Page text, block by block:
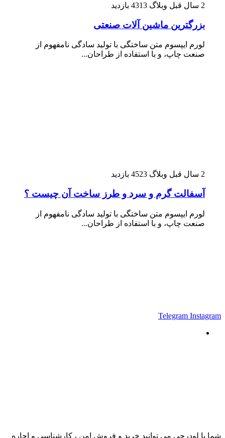
2 سال قبل وبلاگ 4313 بازدید
بزرگترین ماشین آلات صنعتی
لورم ایپسوم متن ساختگی با تولید سادگی نامفهوم از
صنعت چاپ، و با استفاده از طراحان...
2 سال قبل وبلاگ 4523 بازدید
آسفالت گرم و سرد و طرز ساخت آن چیست ؟
لورم ایپسوم متن ساختگی با تولید سادگی نامفهوم از
صنعت چاپ، و با استفاده از طراحان...
Telegram Instagram
شما با لودرچی می توانید خرید و فروش امن ، کارشناسی و اجاره